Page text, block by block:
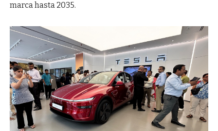
marca hasta 2035.